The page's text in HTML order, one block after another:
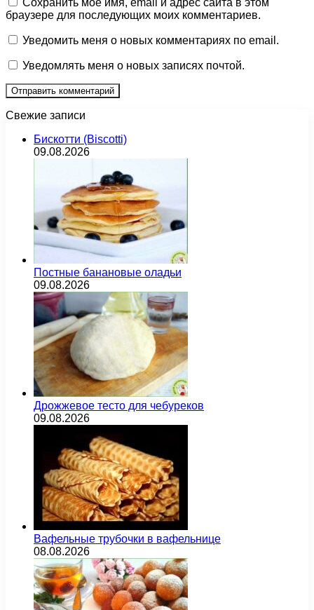
Сохранить моё имя, email и адрес сайта в этом
браузере для последующих моих комментариев.
Уведомить меня о новых комментариях по email.
Уведомлять меня о новых записях почтой.
Свежие записи
Бискотти (Biscotti)
09.08.2026
Постные банановые оладьи
09.08.2026
Дрожжевое тесто для чебуреков
09.08.2026
Вафельные трубочки в вафельнице
08.08.2026